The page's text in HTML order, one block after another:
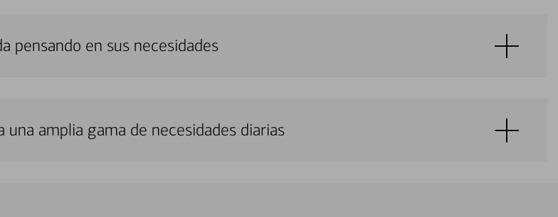
pensando en sus necesidades
amplia gama de necesidades diarias